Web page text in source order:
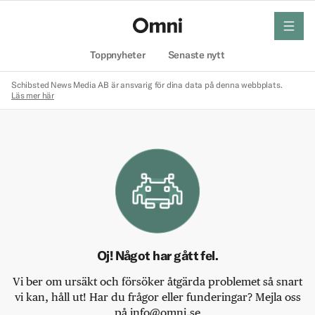
Toppnyheter Senaste nytt
meny
Schibsted News Media AB är ansvarig för dina data på denna webbplats.
Läs mer här
Oj! Något har gått fel.
Vi ber om ursäkt och försöker åtgärda problemet så snart
vi kan, håll ut! Har du frågor eller funderingar? Mejla oss